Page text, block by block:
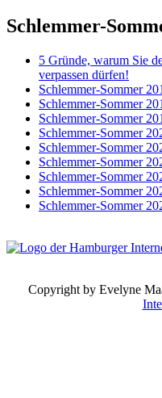
Schlemmer-
5 Gründe, warum Sie
verpassen dürfen!
Schlemmer-Sommer
Schlemmer-Sommer
Schlemmer-Sommer
Schlemmer-Sommer
Schlemmer-Sommer
Schlemmer-Sommer
Schlemmer-Sommer
Schlemmer-Sommer
Schlemmer-Sommer
Copyright by Evelyne